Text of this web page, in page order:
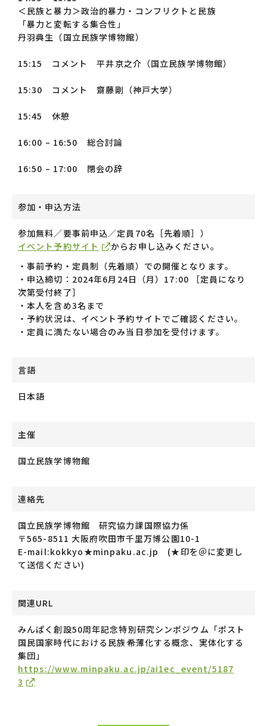
＜民族と暴力＞政治的暴力・コンフリクトと民族
「暴力と変転する集合性」
丹羽典生（国立民族学博物館）
15:15 コメント 平井京之介（国立民族学博物館）
15:30 コメント 齋藤剛（神戸大学）
15:45 休憩
16:00 – 16:50 総合討論
16:50 – 17:00 閉会の辞
参加・申込方法
参加無料／要事前申込／定員70名［先着順］）
イベント予約サイト
からお申し込みください。
・事前予約・定員制（先着順）での開催となります。
・申込締切：2024年6月24日（月）17:00 ［定員になり
次第受付終了］
・本人を含め3名まで
・予約状況は、イベント予約サイトでご確認ください。
・定員に満たない場合のみ当日参加を受付けます。
言語
日本語
主催
国立民族学博物館
連絡先
国立民族学博物館 研究協力課国際協力係
〒565-8511 大阪府吹田市千里万博公園10-1
E-mail:kokkyo★minpaku.ac.jp (★印を＠に変更し
て送信ください)
関連URL
みんぱく創設50周年記念特別研究シンポジウム「ポスト
国民国家時代における民族――希薄化する概念、実体化する
集団」
https://www.minpaku.ac.jp/ai1ec_event/5187
3